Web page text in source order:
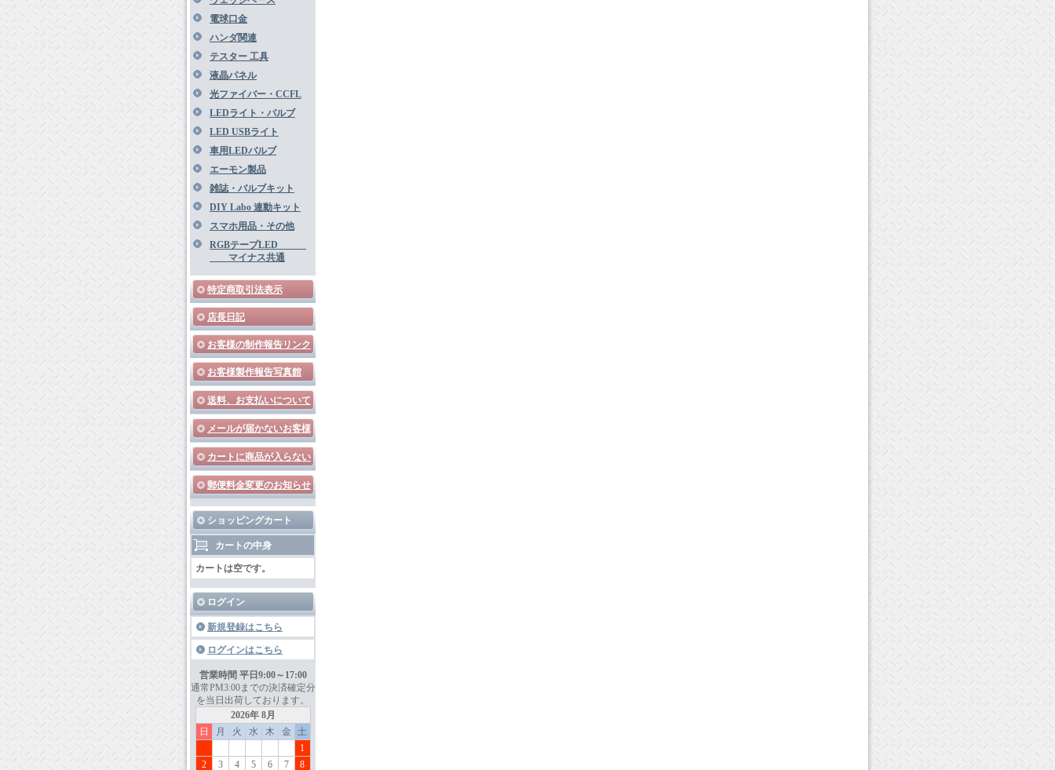
電球口金
ハンダ関連
テスター 工具
液晶パネル
光ファイバー・CCFL
LEDライト・バルブ
LED USBライト
車用LEDバルブ
エーモン製品
雑誌・バルブキット
DIY Labo 連動キット
スマホ用品・その他
RGBテープLED
マイナス共通
特定商取引法表示
店長日記
お客様の制作報告リンク
お客様製作報告写真館
送料、お支払いについて
メールが届かないお客様
カートに商品が入らない
郵便料金変更のお知らせ
ショッピングカート
カートの中身
カートは空です。
ログイン
新規登録はこちら
ログインはこちら
営業時間 平日9:00～17:00
通常PM3:00までの決済確定分
を当日出荷しております。
2026年 8月
日
月 火 水 木 金
土
1
2
3 4 5 6 7 8